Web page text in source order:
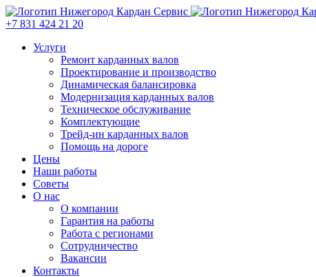
+7 831 424 21 20
Услуги
Ремонт карданных валов
Проектирование и производство
Динамическая балансировка
Модернизация карданных валов
Техническое обслуживание
Комплектующие
Трейд-ин карданных валов
Помощь на дороге
Цены
Наши работы
Советы
О нас
О компании
Гарантия на работы
Работа с регионами
Сотрудничество
Вакансии
Контакты